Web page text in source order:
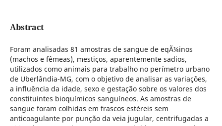
Abstract
Foram analisadas 81 amostras de sangue de eqÃ¼inos
(machos e fêmeas), mestiços, aparentemente sadios,
utilizados como animais para trabalho no perímetro urbano
de Uberlândia-MG, com o objetivo de analisar as variações,
a influência da idade, sexo e gestação sobre os valores dos
constituintes bioquímicos sanguíneos. As amostras de
sangue foram colhidas em frascos estéreis sem
anticoagulante por punção da veia jugular, centrifugadas a